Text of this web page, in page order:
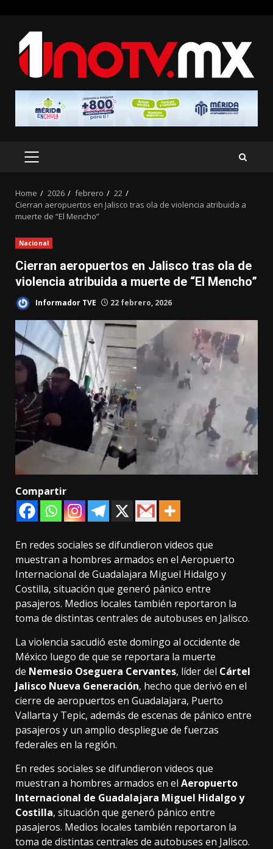
content
PRIMARY
Home 2026 febrero
22
Cierran aeropuertos en Jalisco tras ola de violencia atribuida a
muerte de “El Mencho”
Nacional
Cierran aeropuertos en Jalisco tras ola de
violencia atribuida a muerte de “El Mencho”
Informador TVE 22 febrero, 2026
Compartir
En redes sociales se difundieron videos que
muestran a hombres armados en el Aeropuerto
Internacional de Guadalajara Miguel Hidalgo y
Costilla, situación que generó pánico entre
pasajeros. Medios locales también reportaron la
toma de distintas centrales de autobuses en Jalisco.
La violencia sacudió este domingo al occidente de
México luego de que se reportara la muerte
de Nemesio Oseguera Cervantes, líder del Cártel
Jalisco Nueva Generación, hecho que derivó en el
cierre de aeropuertos en Guadalajara, Puerto
Vallarta y Tepic, además de escenas de pánico entre
pasajeros y un amplio despliegue de fuerzas
federales en la región.
En redes sociales se difundieron videos que
muestran a hombres armados en el Aeropuerto
Internacional de Guadalajara Miguel Hidalgo y
Costilla, situación que generó pánico entre
pasajeros. Medios locales también reportaron la
toma de distintas centrales de autobuses en Jalisco.